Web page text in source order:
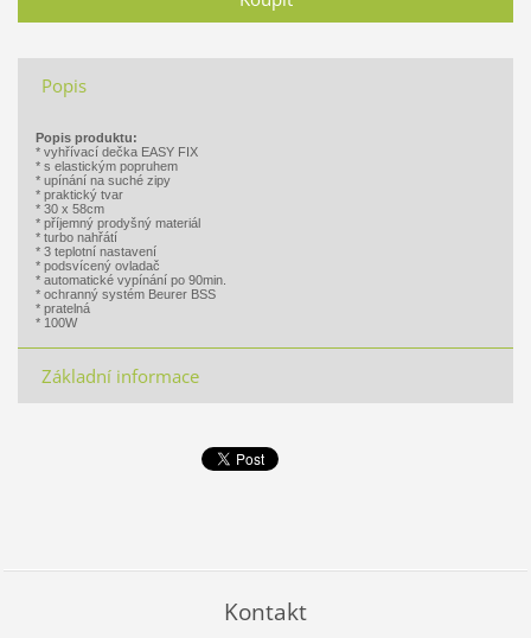
Popis
Popis produktu:
* vyhřívací dečka EASY FIX
* s elastickým popruhem
* upínání na suché zipy
* praktický tvar
* 30 x 58cm
* příjemný prodyšný materiál
* turbo nahřátí
* 3 teplotní nastavení
* podsvícený ovladač
* automatické vypínání po 90min.
* ochranný systém Beurer BSS
* pratelná
* 100W
Základní informace
Kontakt